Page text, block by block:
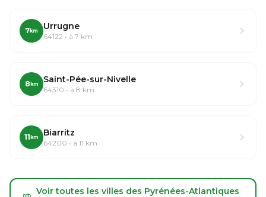
7 km Urrugne
64122 • à 7 km
8 km Saint-Pée-sur-Nivelle
64310 • à 8 km
11 km Biarritz
64200 • à 11 km
Voir toutes les villes des Pyrénées-Atlantiques